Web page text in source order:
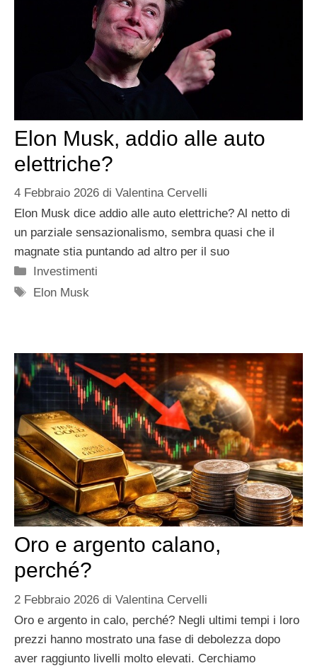
Elon Musk, addio alle auto
elettriche?
4 Febbraio 2026 di Valentina Cervelli
Elon Musk dice addio alle auto elettriche? Al netto di
un parziale sensazionalismo, sembra quasi che il
magnate stia puntando ad altro per il suo
Categorie
Investimenti
Tag
Elon Musk
Oro e argento calano,
perché?
2 Febbraio 2026 di Valentina Cervelli
Oro e argento in calo, perché? Negli ultimi tempi i loro
prezzi hanno mostrato una fase di debolezza dopo
aver raggiunto livelli molto elevati. Cerchiamo